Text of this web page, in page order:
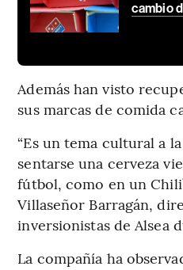
cambio
Además han visto
sus marcas de comida
“Es un tema cultural a
sentarse una cerveza
fútbol, como en un
Villaseñor Barragán,
inversionistas de Alsea
La compañía ha